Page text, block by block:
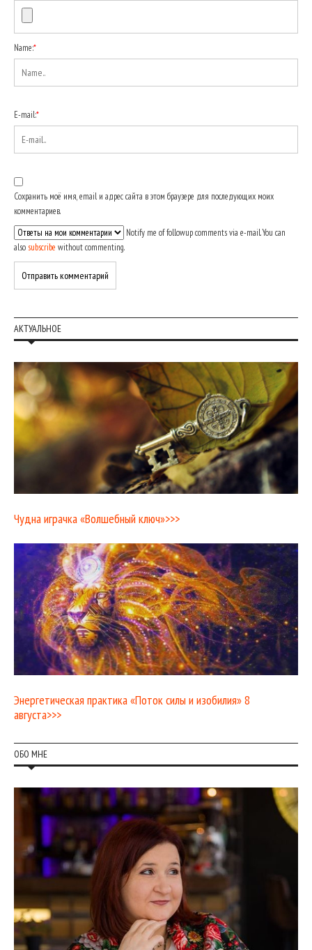
Name:*
E-mail:*
Сохранить моё имя, email и адрес сайта в этом браузере для последующих моих
комментариев.
Notify me of followup comments via e-mail. You can
also subscribe without commenting.
АКТУАЛЬНОЕ
Чудна играчка «Волшебный ключ»>>>
Энергетическая практика «Поток силы и изобилия» 8
августа>>>
ОБО МНЕ